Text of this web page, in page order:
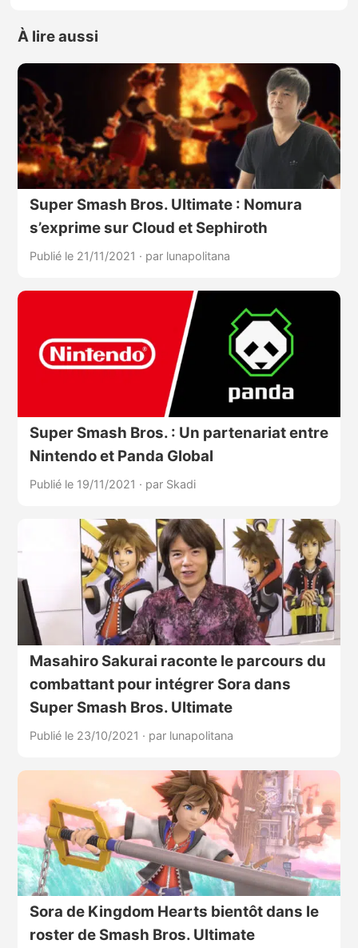
À lire aussi
Super Smash Bros. Ultimate : Nomura
s’exprime sur Cloud et Sephiroth
Publié le 21/11/2021 · par lunapolitana
Super Smash Bros. : Un partenariat entre
Nintendo et Panda Global
Publié le 19/11/2021 · par Skadi
Masahiro Sakurai raconte le parcours du
combattant pour intégrer Sora dans
Super Smash Bros. Ultimate
Publié le 23/10/2021 · par lunapolitana
Sora de Kingdom Hearts bientôt dans le
roster de Smash Bros. Ultimate